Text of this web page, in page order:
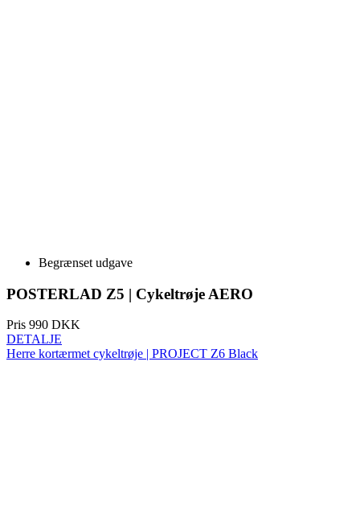
Begrænset udgave
POSTERLAD Z5 | Cykeltrøje AERO
Pris 990 DKK
DETALJE
Herre kortærmet cykeltrøje | PROJECT Z6 Black